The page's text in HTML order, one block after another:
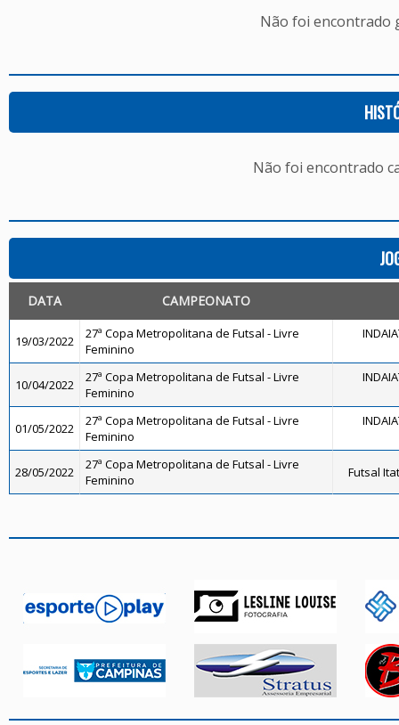
Não foi encontrado
Não foi encontrado
DATA CAMPEONATO
19/03/2022
27ª Copa Metropolitana de Futsal - Livre
Feminino
10/04/2022
27ª Copa Metropolitana de Futsal - Livre
Feminino
01/05/2022
27ª Copa Metropolitana de Futsal - Livre
Feminino
28/05/2022
27ª Copa Metropolitana de Futsal - Livre
Feminino
Futsal